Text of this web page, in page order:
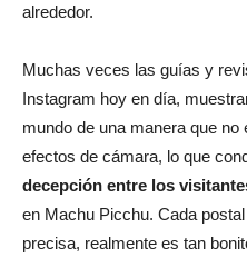
alrededor.
Muchas veces las guías y
Instagram hoy en día,
mundo de una manera que
efectos de cámara, lo que
decepción entre los
en Machu Picchu. Cada
precisa, realmente es tan